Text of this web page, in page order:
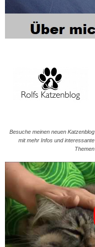
Besuche meinen neuen Katzenblog
mit mehr Infos und interessante
Themen